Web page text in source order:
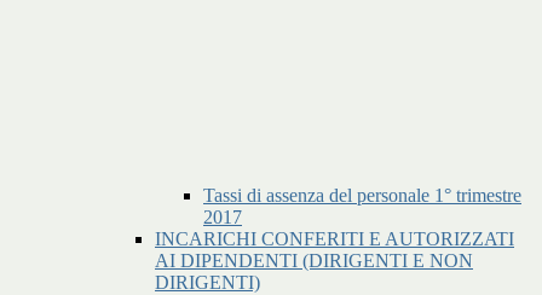
Tassi di assenza del personale 1° trimestre
2017
INCARICHI CONFERITI E AUTORIZZATI
AI DIPENDENTI (DIRIGENTI E NON
DIRIGENTI)